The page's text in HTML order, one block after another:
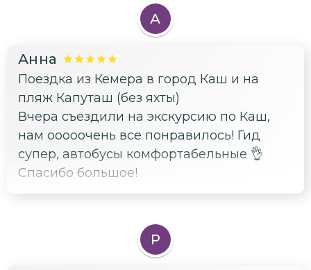
удовольствие! 🫶Видно, что человек
очень любит свою работу ❤️Добрые
🚌 Мы с подругой остались очень
довольны! çok teşekkürler 🙏🏻
А
Анна
Поездка из Кемера в город Каш и на
пляж Капуташ (без яхты)
Вчера съездили на экскурсию по Каш,
нам ооооочень все понравилось! Гид
супер, автобусы комфортабельные 👌
Спасибо большое!
Р